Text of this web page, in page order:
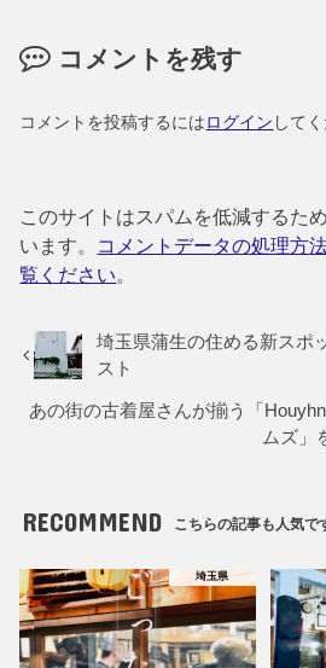
コメントを残す
コメントを投稿するにはログイン してく
このサイトはスパムを低減するた
います。 コメントデータの処理方
覧ください。
埼玉県蒲生の住める新スポ
スト
あの街の古着屋さんが揃う「
ムズ」
RECOMMEND こちらの記事も人気で
埼玉県